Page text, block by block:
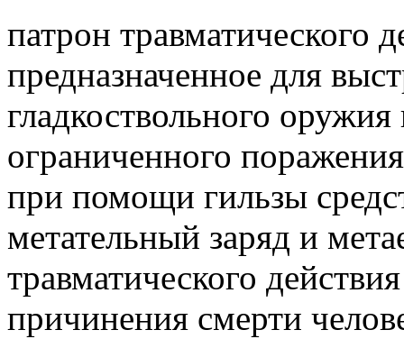
патрон травматического
предназначенное для
гладкоствольного
ограниченного
при помощи гильзы
метательный заряд и
травматического
причинения смерти